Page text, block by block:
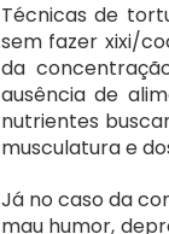
Técnicas de
sem fazer xixi/
da
ausência de
nutrientes
musculatura e
Já no caso da
mau humor,